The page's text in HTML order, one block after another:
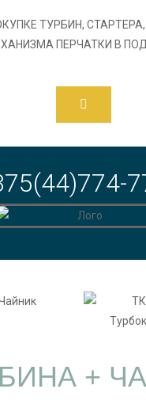
ТУРБИН,
ПЕРЧАТКИ В
+